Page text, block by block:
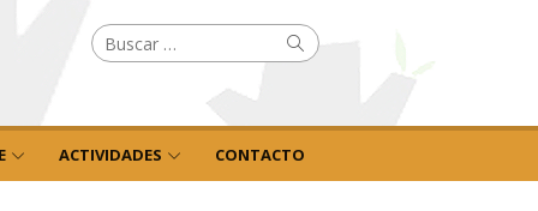
Buscar
por: Buscar
ACTIVIDADES CONTACTO